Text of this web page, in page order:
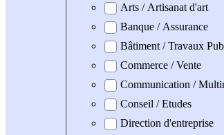
Arts / Artisanat d'art
Banque / Assurance
Bâtiment / Travaux
Commerce / Vente
Communication /
Conseil / Etudes
Direction d'entreprise